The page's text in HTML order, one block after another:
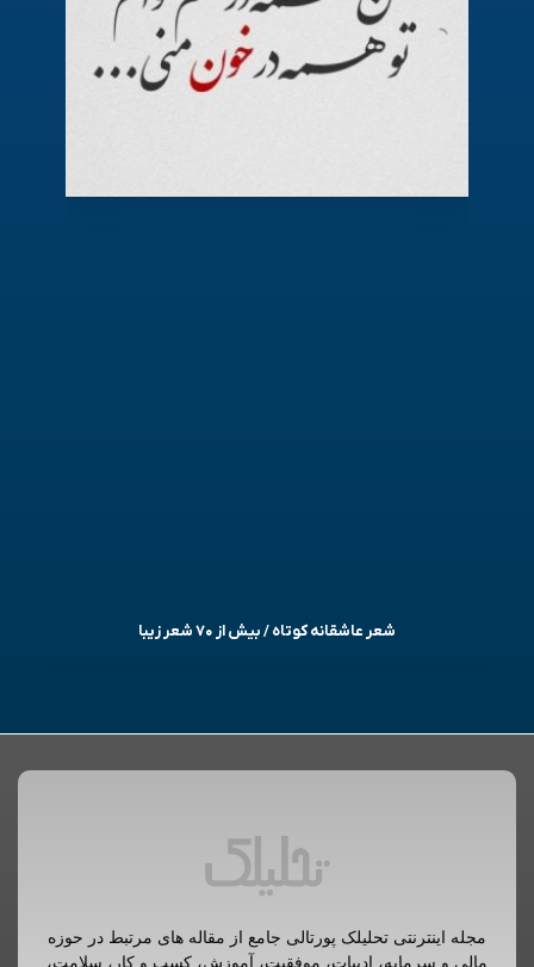
شعر عاشقانه کوتاه / بیش از ۷۰ شعر زیبا
مجله اینترنتی تحلیلک پورتالی جامع از مقاله های مرتبط در حوزه
مالی و سرمایه، ادبیات، موفقیت، آموزش، کسب و کار، سلامت،